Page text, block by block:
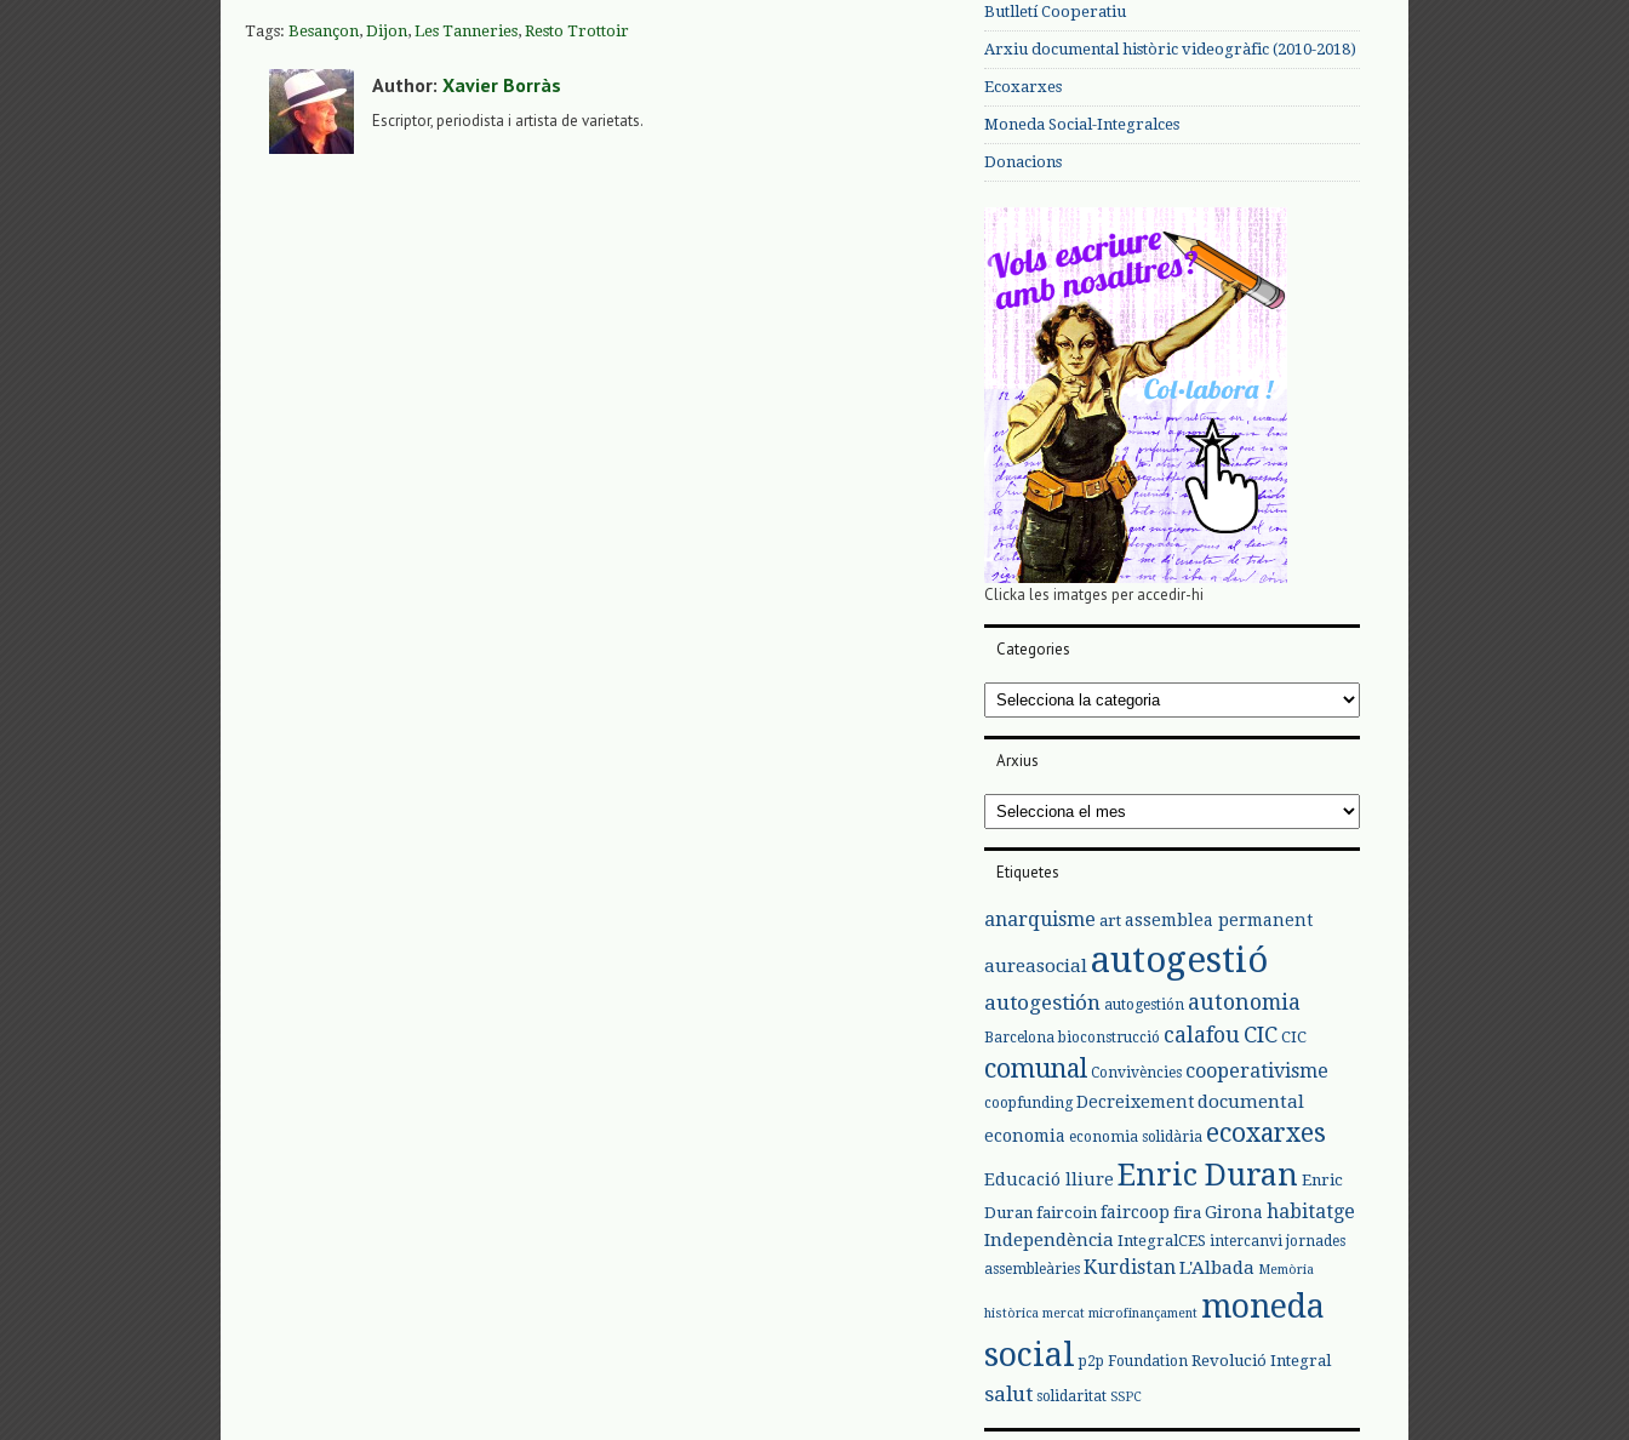
Tags: Besançon, Dijon, Les Tanneries, Resto Trottoir
Author: Xavier Borràs
Escriptor, periodista i artista de varietats.
Butlletí Cooperatiu
Arxiu documental històric videogràfic (2010-2018)
Ecoxarxes
Moneda Social-Integralces
Donacions
Clicka les imatges per accedir-hi
Categories
Categories
Arxius
Arxius
Etiquetes
anarquisme art assemblea permanent
aureasocial autogestió
autogestión autogestión autonomia
Barcelona bioconstrucció calafou CIC CIC
comunal Convivències cooperativisme
coopfunding Decreixementdocumental
economia economia solidària ecoxarxes
Educació lliure Enric Duran Enric
Duran faircoin faircoop fira Girona habitatge
Independència IntegralCES intercanvi jornades
assembleàries Kurdistan L'Albada Memòria
històrica mercat microfinançament moneda
social p2p Foundation Revolució Integral
salut solidaritat SSPC